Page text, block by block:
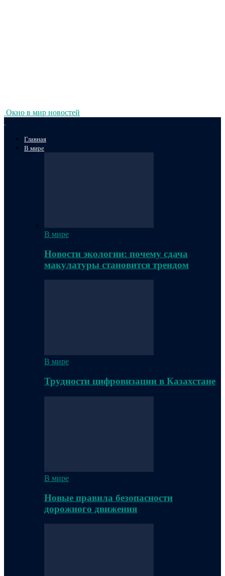
Окно в мир новостей
Главная
В мире
В мире
Новости экологии: почему сдача
макулатуры становится трендом
В мире
Трудности цифровизации в Казахстане
В мире
Новые правила безопасности
дорожного движения